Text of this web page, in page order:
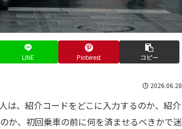
LINE Pinterest コピー
2026.06.28
は、紹介コードをどこに入力するのか、紹介
か、初回乗車の前に何を済ませるべきかで迷